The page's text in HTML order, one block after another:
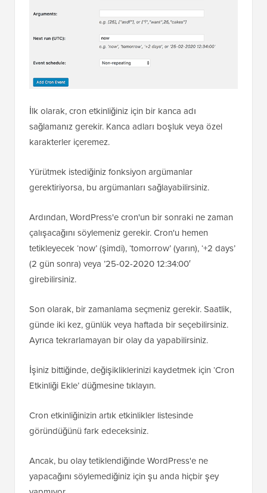
İlk olarak, cron etkinliğiniz için bir kanca adı
sağlamanız gerekir. Kanca adları boşluk veya özel
karakterler içeremez.
Yürütmek istediğiniz fonksiyon argümanlar
gerektiriyorsa, bu argümanları sağlayabilirsiniz.
Ardından, WordPress'e cron'un bir sonraki ne zaman
çalışacağını söylemeniz gerekir. Cron'u hemen
tetikleyecek ‘now’ (şimdi), ‘tomorrow’ (yarın), ‘+2 days’
(2 gün sonra) veya ’25-02-2020 12:34:00′
girebilirsiniz.
Son olarak, bir zamanlama seçmeniz gerekir. Saatlik,
günde iki kez, günlük veya haftada bir seçebilirsiniz.
Ayrıca tekrarlamayan bir olay da yapabilirsiniz.
İşiniz bittiğinde, değişikliklerinizi kaydetmek için ‘Cron
Etkinliği Ekle’ düğmesine tıklayın.
Cron etkinliğinizin artık etkinlikler listesinde
göründüğünü fark edeceksiniz.
Ancak, bu olay tetiklendiğinde WordPress'e ne
yapacağını söylemediğiniz için şu anda hiçbir şey